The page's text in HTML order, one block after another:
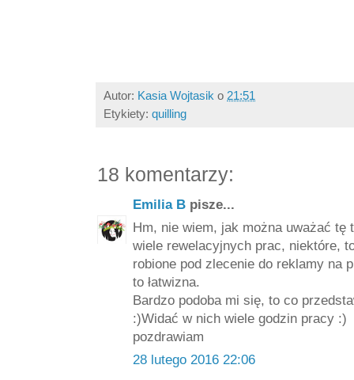
Autor: Kasia Wojtasik o 21:51
Etykiety: quilling
18 komentarzy:
Emilia B pisze...
Hm, nie wiem, jak można uważać tę
wiele rewelacyjnych prac, niektóre,
robione pod zlecenie do reklamy na
to łatwizna.
Bardzo podoba mi się, to co
:)Widać w nich wiele godzin pracy :)
pozdrawiam
28 lutego 2016 22:06